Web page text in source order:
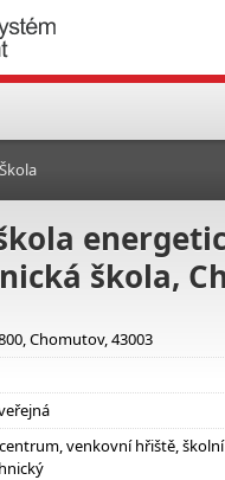
Škola
škola,
Chomutov, 43003
venkovní hřiště,